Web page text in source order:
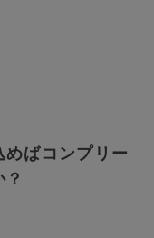
ばコンプリー